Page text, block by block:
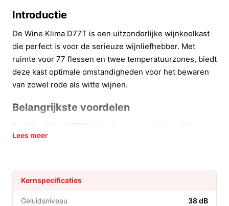
Introductie
De Wine Klima D77T is een uitzonderlijke wijnkoelkast
die perfect is voor de serieuze wijnliefhebber. Met
ruimte voor 77 flessen en twee temperatuurzones, biedt
deze kast optimale omstandigheden voor het bewaren
van zowel rode als witte wijnen.
Belangrijkste voordelen
bewaren van wijn tot een waar genoegen maken:
als grote wijncollecties, zodat je altijd de juiste fles
bij de hand hebt.
Twee temperatuurzones:
Hiermee kun je rode en
Lees meer
Kernspecificaties
Geluidsniveau 38 dB